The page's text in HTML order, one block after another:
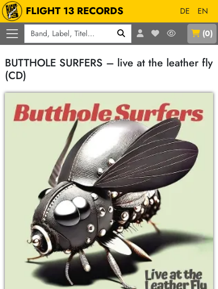
FLIGHT 13 RECORDS DE
EN
(0)
BUTTHOLE SURFERS – live at the leather fly
(CD)